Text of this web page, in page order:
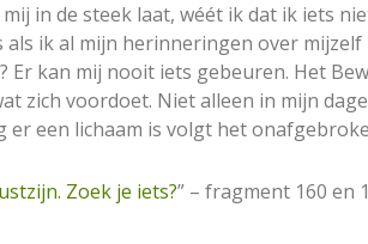
in de steek laat, wéét ik dat ik iets
als ik al mijn herinneringen over
Er kan mij nooit iets gebeuren. Het
zich voordoet. Niet alleen in mijn
er een lichaam is volgt het
Zoek je iets?” – fragment 160 en